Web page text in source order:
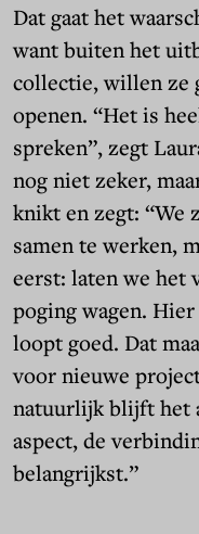
Dat gaat het
want buiten het
collectie, willen ze
openen. “Het is
spreken”, zegt
nog niet zeker,
knikt en zegt: “We
samen te werken,
eerst: laten we het
poging wagen.
loopt goed. Dat
voor nieuwe
natuurlijk blijft het
aspect, de